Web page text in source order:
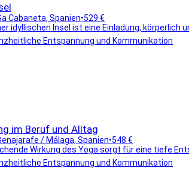
Cabaneta, Spanien•529 €
idyllischen Insel ist eine Einladung, körperlich
Entspannung und Kommunikation
im Beruf und Alltag
/ Málaga, Spanien•548 €
Wirkung des Yoga sorgt für eine tiefe
Entspannung und Kommunikation